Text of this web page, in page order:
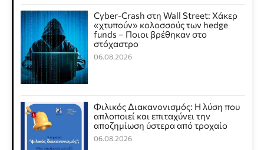
Cyber-Crash στη Wall Street: Χάκερ
«χτυπούν» κολοσσούς των hedge
funds – Ποιοι βρέθηκαν στο
στόχαστρο
06.08.2026
Φιλικός Διακανονισμός: Η λύση που
απλοποιεί και επιταχύνει την
αποζημίωση ύστερα από τροχαίο
06.08.2026